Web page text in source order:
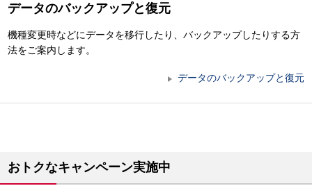
データのバックアップと復元
機種変更時などにデータを移行したり、バックアップしたりする方
法をご案内します。
データのバックアップと復元
おトクなキャンペーン実施中